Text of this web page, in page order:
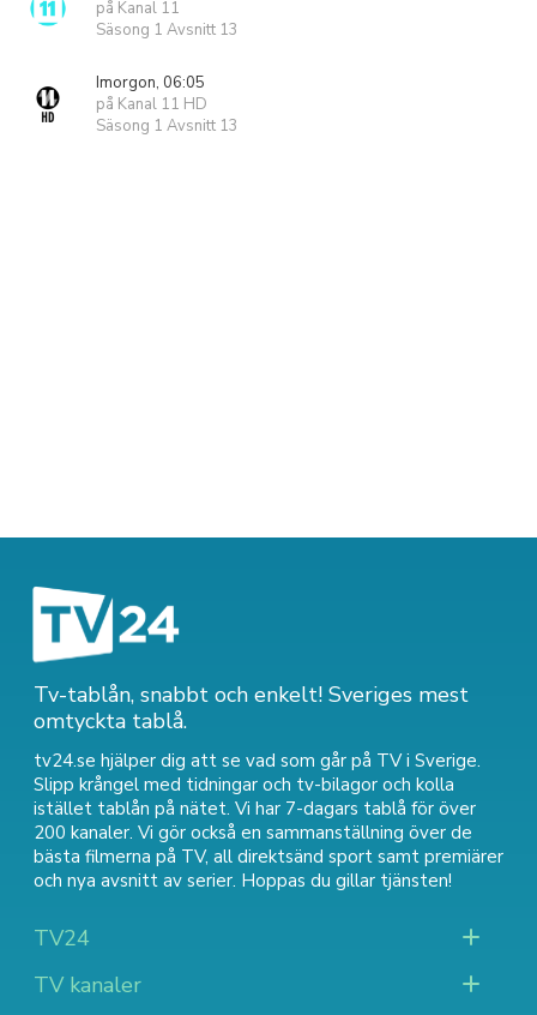
på Kanal 11
Säsong 1 Avsnitt 13
Imorgon, 06:05
på Kanal 11 HD
Säsong 1 Avsnitt 13
Tv-tablån, snabbt och enkelt! Sveriges mest
omtyckta tablå.
tv24.se hjälper dig att se vad som går på TV i Sverige.
Slipp krångel med tidningar och tv-bilagor och kolla
istället tablån på nätet. Vi har 7-dagars tablå för över
200 kanaler. Vi gör också en sammanställning över de
bästa filmerna på TV, all direktsänd sport samt premiärer
och nya avsnitt av serier. Hoppas du gillar tjänsten!
TV24
TV kanaler